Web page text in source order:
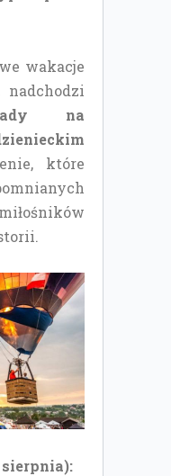
wakacje
nadchodzi
na
które
sierpnia):